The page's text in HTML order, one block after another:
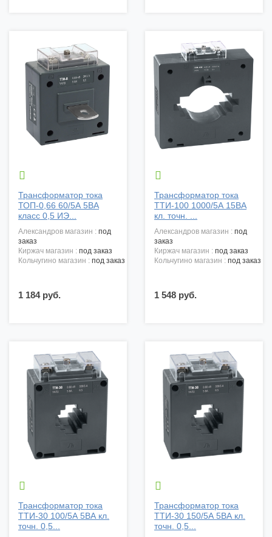

Трансформатор тока
ТОП-0,66 60/5А 5ВА
класс 0,5 ИЭ...
александров магазин : под
заказ
киржач магазин : под заказ
кольчугино магазин : под заказ
1 184 руб.

Трансформатор тока
ТТИ-100 1000/5А 15ВА
кл. точн. ...
александров магазин : под
заказ
киржач магазин : под заказ
кольчугино магазин : под заказ
1 548 руб.

Трансформатор тока
ТТИ-30 100/5А 5ВА кл.
точн. 0,5...

Трансформатор тока
ТТИ-30 150/5А 5ВА кл.
точн. 0,5...